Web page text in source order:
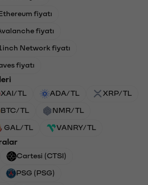
fiyatı
fiyatı
Network fiyatı
fiyatı
XAI/TL ADA/TL XRP/TL
BTC/TL NMR/TL
GAL/TL VANRY/TL
Cartesi (CTSI)
PSG (PSG)